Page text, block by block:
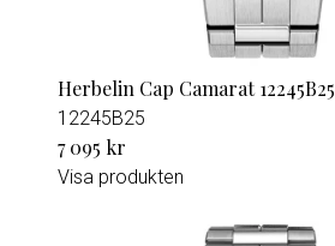
Herbelin Cap Camarat 12245B25
12245B25
7 095 kr
Visa produkten